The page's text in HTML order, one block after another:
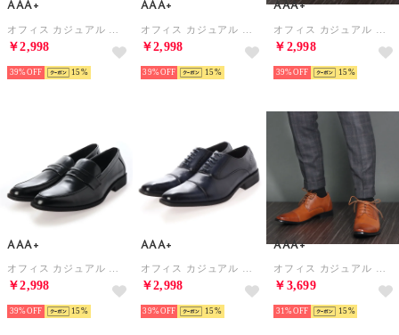
AAA+
￥2,998
39% 15
AAA+
￥2,998
39% 15
AAA+
￥2,998
39% 15
AAA+
￥2,998
39% 15
AAA+
￥2,998
39% 15
AAA+
￥3,699
31% 15